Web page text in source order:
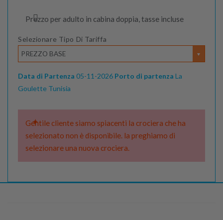
Prezzo per adulto in cabina doppia, tasse incluse
Selezionare Tipo Di Tariffa
PREZZO BASE
Data di Partenza 05-11-2026 Porto di partenza La
Goulette Tunisia
Gentile cliente siamo spiacenti la crociera che ha
selezionato non è disponibile. la preghiamo di
selezionare una nuova crociera.